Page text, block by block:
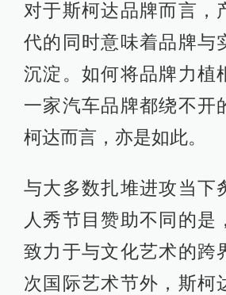
对于斯柯达品牌而言，
代的同时意味着品牌与
沉淀。如何将品牌力植
一家汽车品牌都绕不开
柯达而言，亦是如此。
与大多数扎堆进攻当下
人秀节目赞助不同的是
致力于与文化艺术的跨
次国际艺术节外，斯柯